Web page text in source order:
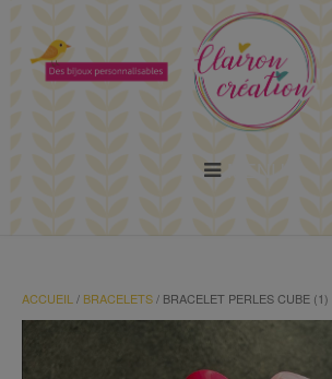
ACCUEIL / BRACELETS/ BRACELET PERLES CUBE (1)